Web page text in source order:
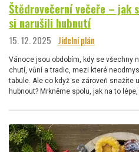
Štědrovečerní večeře – jak
si narušili hubnutí
15. 12. 2025 Jídelní plán
Vánoce jsou obdobím, kdy se všechny
chutí, vůní a tradic, mezi které
tabule. Ale co když se zároveň snažíte
hubnout? Mrkněme spolu, jak na to